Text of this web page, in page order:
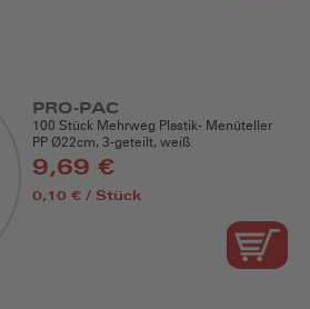
PRO-PAC
100 Stück Mehrweg Plastik- Menüteller
PP Ø22cm, 3-geteilt, weiß
9,69 €
0,10 € / Stück